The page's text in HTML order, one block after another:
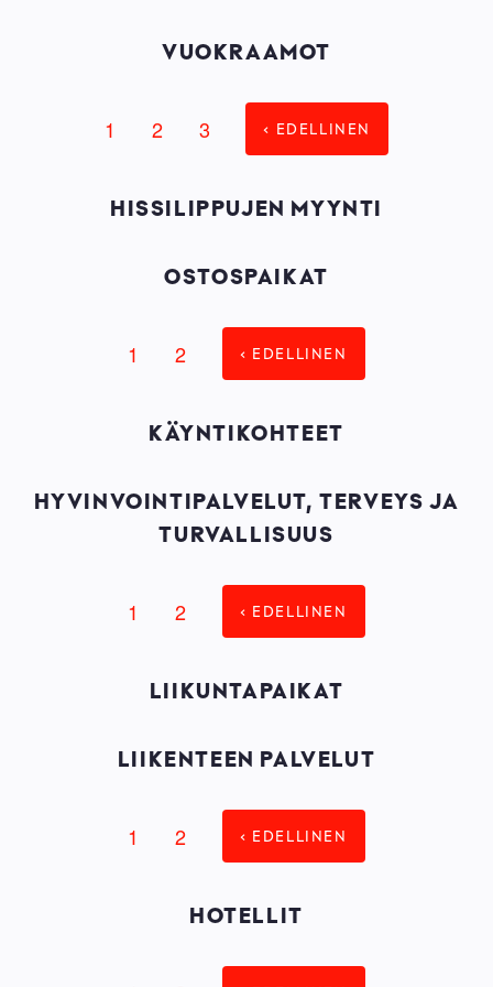
VUOKRAAMOT
‹ EDELLINEN
Page
1 Page
2
Tämänhetkinen
3
HISSILIPPUJEN MYYNTI
OSTOSPAIKAT
SIVUNUMEROINTI
‹ EDELLINEN
Page
1
Tämänhetkinen
2
KÄYNTIKOHTEET
HYVINVOINTIPALVELUT, TERVEYS JA
TURVALLISUUS
SIVUNUMEROINTI
‹ EDELLINEN
Page
1
Tämänhetkinen
2
LIIKUNTAPAIKAT
LIIKENTEEN PALVELUT
SIVUNUMEROINTI
‹ EDELLINEN
Page
1
Tämänhetkinen
2
HOTELLIT